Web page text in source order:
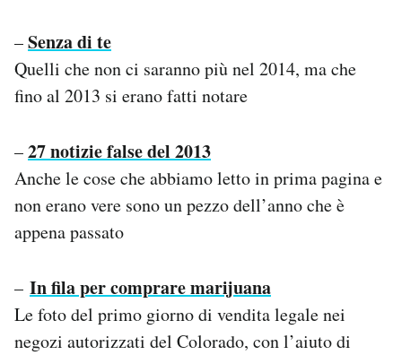
Hai bisogno di aiuto?
Esci
–Senza di te
Quelli che non ci saranno più nel 2014, ma che
fino al 2013 si erano fatti notare
–27 notizie false del 2013
Anche le cose che abbiamo letto in prima pagina e
non erano vere sono un pezzo dell’anno che è
appena passato
– In fila per comprare marijuana
Le foto del primo giorno di vendita legale nei
negozi autorizzati del Colorado, con l’aiuto di